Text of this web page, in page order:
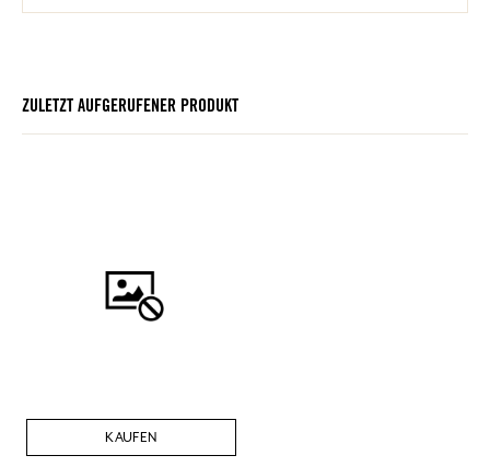
ZULETZT AUFGERUFENER PRODUKT
KAUFEN